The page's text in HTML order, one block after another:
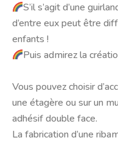
S’il s’agit d’une
d’entre eux peut être
enfants !
Puis admirez la
Vous pouvez choisir
une étagère ou sur un
adhésif double face.
La fabrication d’une